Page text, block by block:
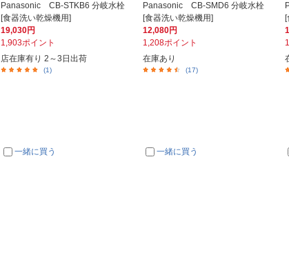
Panasonic CB-STKB6 分岐水栓
[食器洗い乾燥機用]
19,030円
1,903ポイント
店在庫有り 2～3日出荷
(1)
一緒に買う
Panasonic CB-SMD6 分岐水栓
[食器洗い乾燥機用]
12,080円
1,208ポイント
在庫あり
(17)
一緒に買う